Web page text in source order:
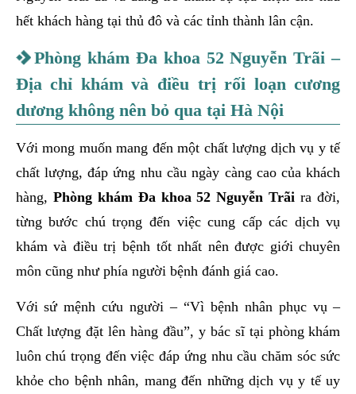
hết khách hàng tại thủ đô và các tỉnh thành lân cận.
Phòng khám Đa khoa 52 Nguyễn Trãi –
Địa chỉ khám và điều trị rối loạn cương
dương không nên bỏ qua tại Hà Nội
Với mong muốn mang đến một chất lượng dịch vụ y tế
chất lượng, đáp ứng nhu cầu ngày càng cao của khách
hàng, Phòng khám Đa khoa 52 Nguyễn Trãi ra đời,
từng bước chú trọng đến việc cung cấp các dịch vụ
khám và điều trị bệnh tốt nhất nên được giới chuyên
môn cũng như phía người bệnh đánh giá cao.
Với sứ mệnh cứu người – “Vì bệnh nhân phục vụ –
Chất lượng đặt lên hàng đầu”, y bác sĩ tại phòng khám
luôn chú trọng đến việc đáp ứng nhu cầu chăm sóc sức
khỏe cho bệnh nhân, mang đến những dịch vụ y tế uy